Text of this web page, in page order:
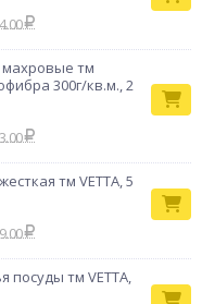
тм
300г/кв.м., 2
тм VETTA, 5
посуды тм VETTA,